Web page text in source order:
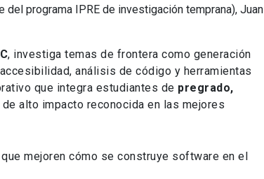
programa IPRE de investigación temprana), Juan
, investiga temas de frontera como generación
análisis de código y herramientas
que integra estudiantes de pregrado,
alto impacto reconocida en las mejores
mejoren cómo se construye software en el